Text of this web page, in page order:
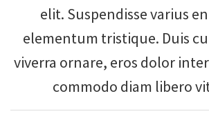
elit. Suspendisse varius
elementum tristique. Duis
viverra ornare, eros dolor
commodo diam libero